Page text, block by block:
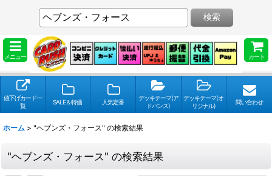
メニュー カート
検索
値下げカード一
覧
SALE＆特価 人気定番
デッキテーマ(ア
ドバンス)
デッキテーマ(オ
リジナル)
問い合わせ
ホーム > "ヘブンズ・フォース" の検索結果
"ヘブンズ・フォース" の検索結果